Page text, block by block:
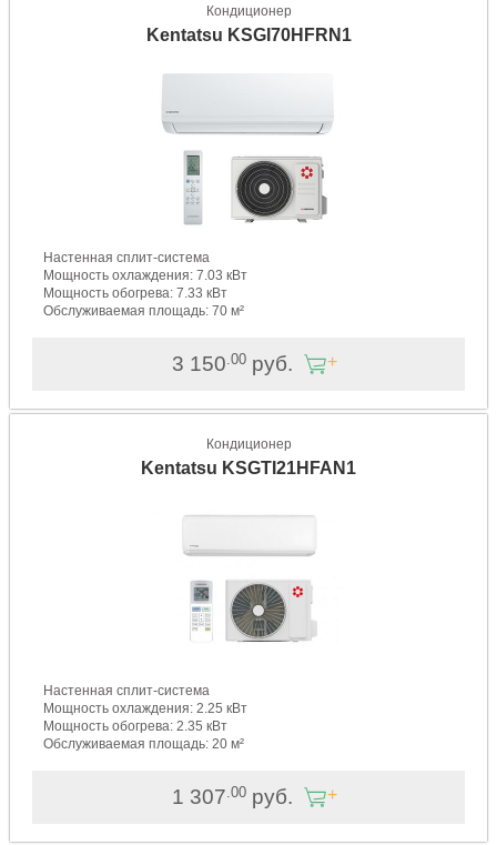
Кондиционер
Kentatsu KSGI70HFRN1
Настенная сплит-система
Мощность охлаждения: 7.03 кВт
Мощность обогрева: 7.33 кВт
Обслуживаемая площадь: 70 м²
3 150 .00руб.
Кондиционер
Kentatsu KSGTI21HFAN1
Настенная сплит-система
Мощность охлаждения: 2.25 кВт
Мощность обогрева: 2.35 кВт
Обслуживаемая площадь: 20 м²
1 307 .00руб.